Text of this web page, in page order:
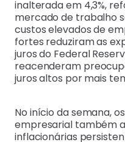
inalterada em 4,3%,
mercado de trabalho
custos elevados de
fortes reduziram as
juros do Federal
reacenderam
juros altos por mais
No início da semana,
empresarial também
inflacionárias